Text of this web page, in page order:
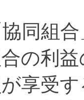
同組
の利
享受